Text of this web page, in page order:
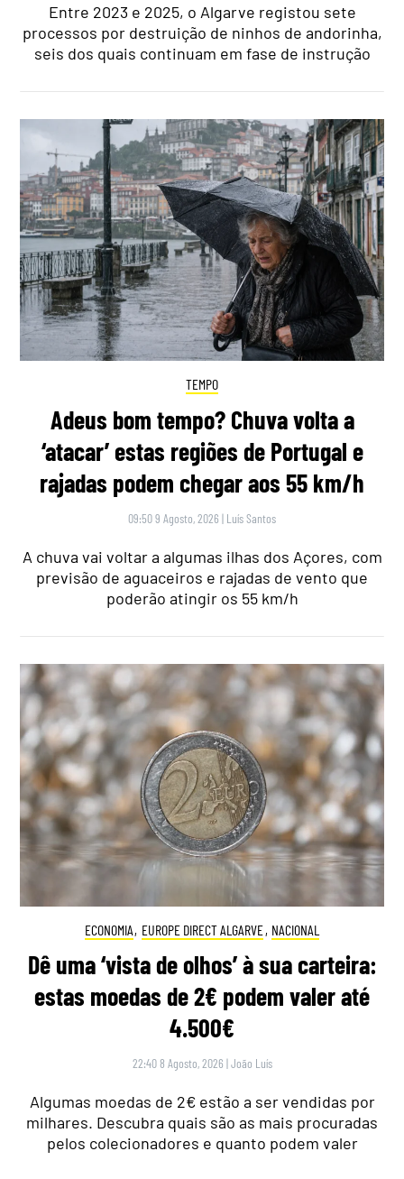
Entre 2023 e 2025, o Algarve registou sete
processos por destruição de ninhos de andorinha,
seis dos quais continuam em fase de instrução
TEMPO
Adeus bom tempo? Chuva volta a
‘atacar’ estas regiões de Portugal e
rajadas podem chegar aos 55 km/h
09:50 9 Agosto, 2026 | Luís Santos
A chuva vai voltar a algumas ilhas dos Açores, com
previsão de aguaceiros e rajadas de vento que
poderão atingir os 55 km/h
ECONOMIA, EUROPE DIRECT ALGARVE, NACIONAL
Dê uma ‘vista de olhos’ à sua carteira:
estas moedas de 2€ podem valer até
4.500€
22:40 8 Agosto, 2026 |João Luís
Algumas moedas de 2€ estão a ser vendidas por
milhares. Descubra quais são as mais procuradas
pelos colecionadores e quanto podem valer